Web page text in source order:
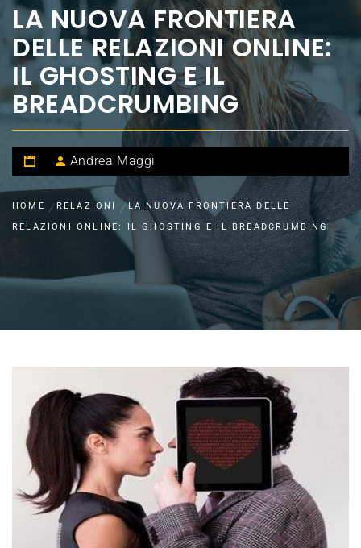
LA NUOVA FRONTIERA
DELLE RELAZIONI ONLINE:
IL GHOSTING E IL
BREADCRUMBING
Andrea Maggi
HOME RELAZIONI
LA NUOVA FRONTIERA DELLE
RELAZIONI ONLINE: IL GHOSTING E IL BREADCRUMBING